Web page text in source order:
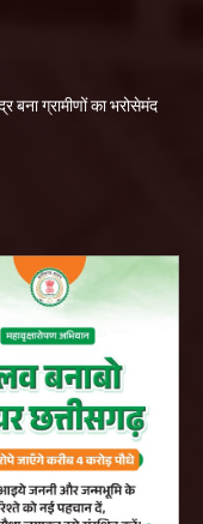
ग्रामीणों का भरोसेमंद